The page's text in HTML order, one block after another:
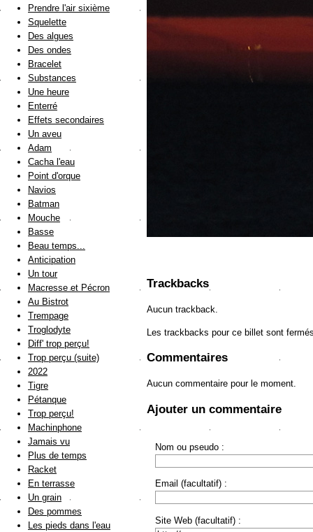
Trackbacks
Aucun trackback.
Les trackbacks pour ce billet sont
Commentaires
Aucun commentaire pour le moment.
Ajouter un commentaire
Nom ou pseudo :
Email (facultatif) :
Site Web (facultatif) :
Prendre l'air sixième
Squelette
Des algues
Des ondes
Bracelet
Substances
Une heure
Enterré
Effets secondaires
Un aveu
Adam
Cacha l'eau
Point d'orque
Navios
Batman
Mouche
Basse
Beau temps...
Anticipation
Un tour
Macresse et Pécron
Au Bistrot
Trempage
Troglodyte
Diff' trop perçu!
Trop perçu (suite)
2022
Tigre
Pétanque
Trop perçu!
Machinphone
Jamais vu
Plus de temps
Racket
En terrasse
Un grain
Des pommes
Les pieds dans l'eau